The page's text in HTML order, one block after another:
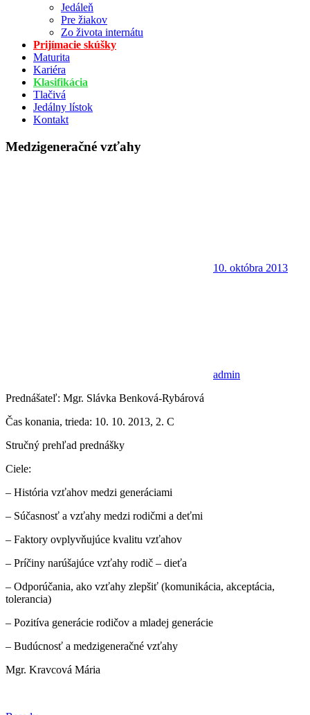
Jedáleň
Pre žiakov
Zo života internátu
Prijímacie skúšky
Maturita
Kariéra
Klasifikácia
Tlačivá
Jedálny lístok
Kontakt
Medzigeneračné vzťahy
10. októbra 2013
admin
Prednášateľ: Mgr. Slávka Benková-Rybárová
Čas konania, trieda: 10. 10. 2013, 2. C
Stručný prehľad prednášky
Ciele:
– História vzťahov medzi generáciami
– Súčasnosť a vzťahy medzi rodičmi a deťmi
– Faktory ovplyvňujúce kvalitu vzťahov
– Príčiny narúšajúce vzťahy rodič – dieťa
– Odporúčania, ako vzťahy zlepšiť (komunikácia, akceptácia,
tolerancia)
– Pozitíva generácie rodičov a mladej generácie
– Budúcnosť a medzigeneračné vzťahy
Mgr. Kravcová Mária